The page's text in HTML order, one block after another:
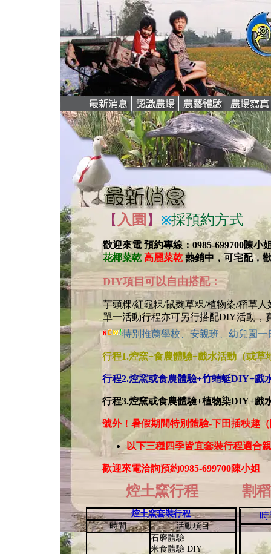
【 入園 】 ※採預約方式
歡迎來電 預約專線：0985-699700陳小
花椰菜乾 高麗菜乾熱銷中，可宅配，
DIY項目可以自由搭配：
芋頭粿/紅龜粿/鼠麴草粿/植物染/稻草
單一活動行程亦可另行搭配DIY活動，
特別推薦學校、安親班、幼兒園一
行程1.焢窯+食農體驗+戲水活動（或草
行程2.焢窯或食農體驗+竹蜻蜓DIY+戲
行程3.焢窯或食農體驗+植物染DIY+戲
號外！暑假期間特別體驗-下田插秧趣
以下三種四季皆宜套裝行程適合
歡迎來電洽詢預約0985-699700陳小姐
焢土窯行程 割
焢土窯套裝行程
時間
活動項目
石磨體驗
米食體驗 DIY
時